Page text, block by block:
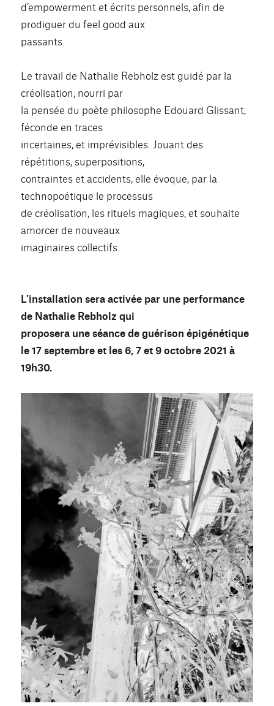
d’empowerment et écrits personnels, afin de
prodiguer du feel good aux
passants.
Le travail de Nathalie Rebholz est guidé par la
créolisation, nourri par
la pensée du poète philosophe Edouard Glissant,
féconde en traces
incertaines, et imprévisibles. Jouant des
répétitions, superpositions,
contraintes et accidents, elle évoque, par la
technopoétique le processus
de créolisation, les rituels magiques, et souhaite
amorcer de nouveaux
imaginaires collectifs.
L’installation sera activée par une performance
de Nathalie Rebholz qui
proposera une séance de guérison épigénétique
le 17 septembre et les 6, 7 et 9 octobre 2021 à
19h30.